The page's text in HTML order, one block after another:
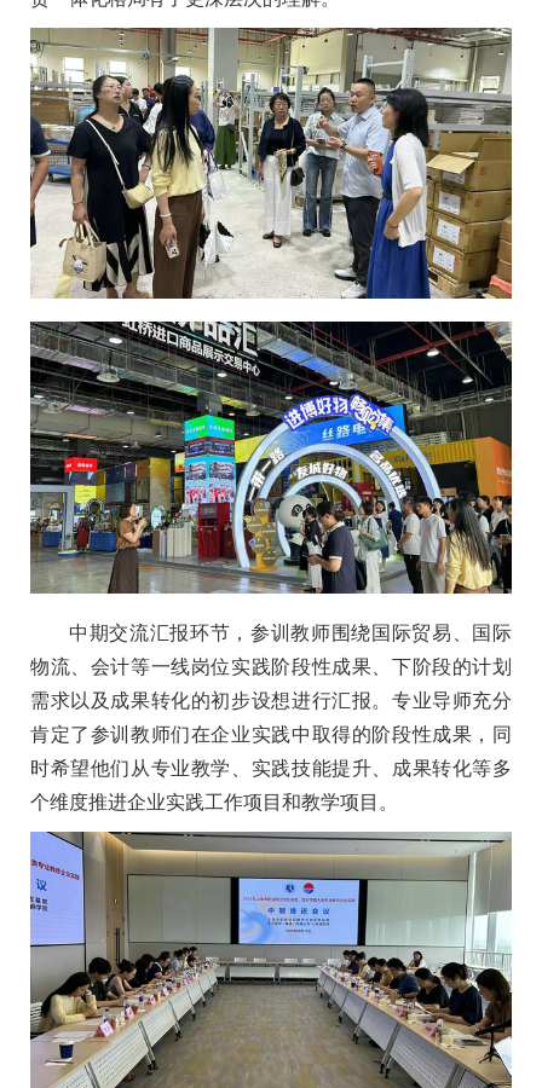
中期交流汇报环节，参训教师围绕国际贸易、国际
物流、会计等一线岗位实践阶段性成果、下阶段的计划
需求以及成果转化的初步设想进行汇报。专业导师充分
肯定了参训教师们在企业实践中取得的阶段性成果，同
时希望他们从专业教学、实践技能提升、成果转化等多
个维度推进企业实践工作项目和教学项目。